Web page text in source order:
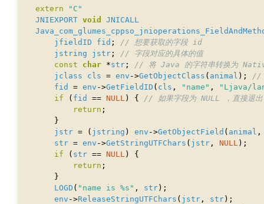
extern
"C"
JNIEXPORT void
JNICALL
jfieldID
fid ;
jstring
jstr ;
const
char *str ;
jclass
cls = env ->GetObjectClass ( animal );
fid
= env ->GetFieldID ( cls , "name" ,
"Ljava/
if ( fid == NULL) {
return
jstr = ( jstring ) env ->GetObjectField ( animal
str = env ->GetStringUTFChars ( jstr , NULL
if ( str == NULL
return
LOGD ( "name is %s" , str
env ->ReleaseStringUTFChars ( jstr , str